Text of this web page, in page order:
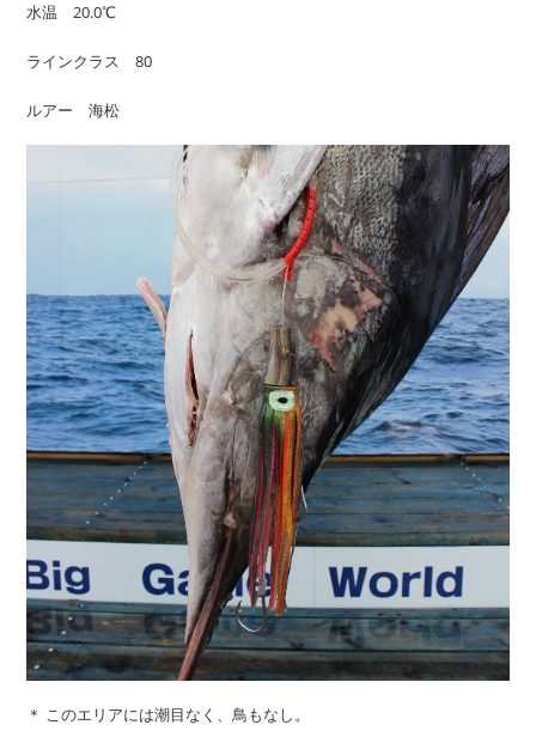
水温 20.0℃
ラインクラス 80
ルアー 海松
＊ このエリアには潮目なく、鳥もなし。